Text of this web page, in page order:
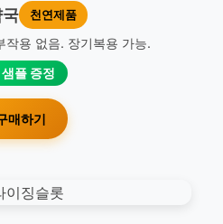
천연제품
작용 없음. 장기복용 가능.
플 증정
매하기